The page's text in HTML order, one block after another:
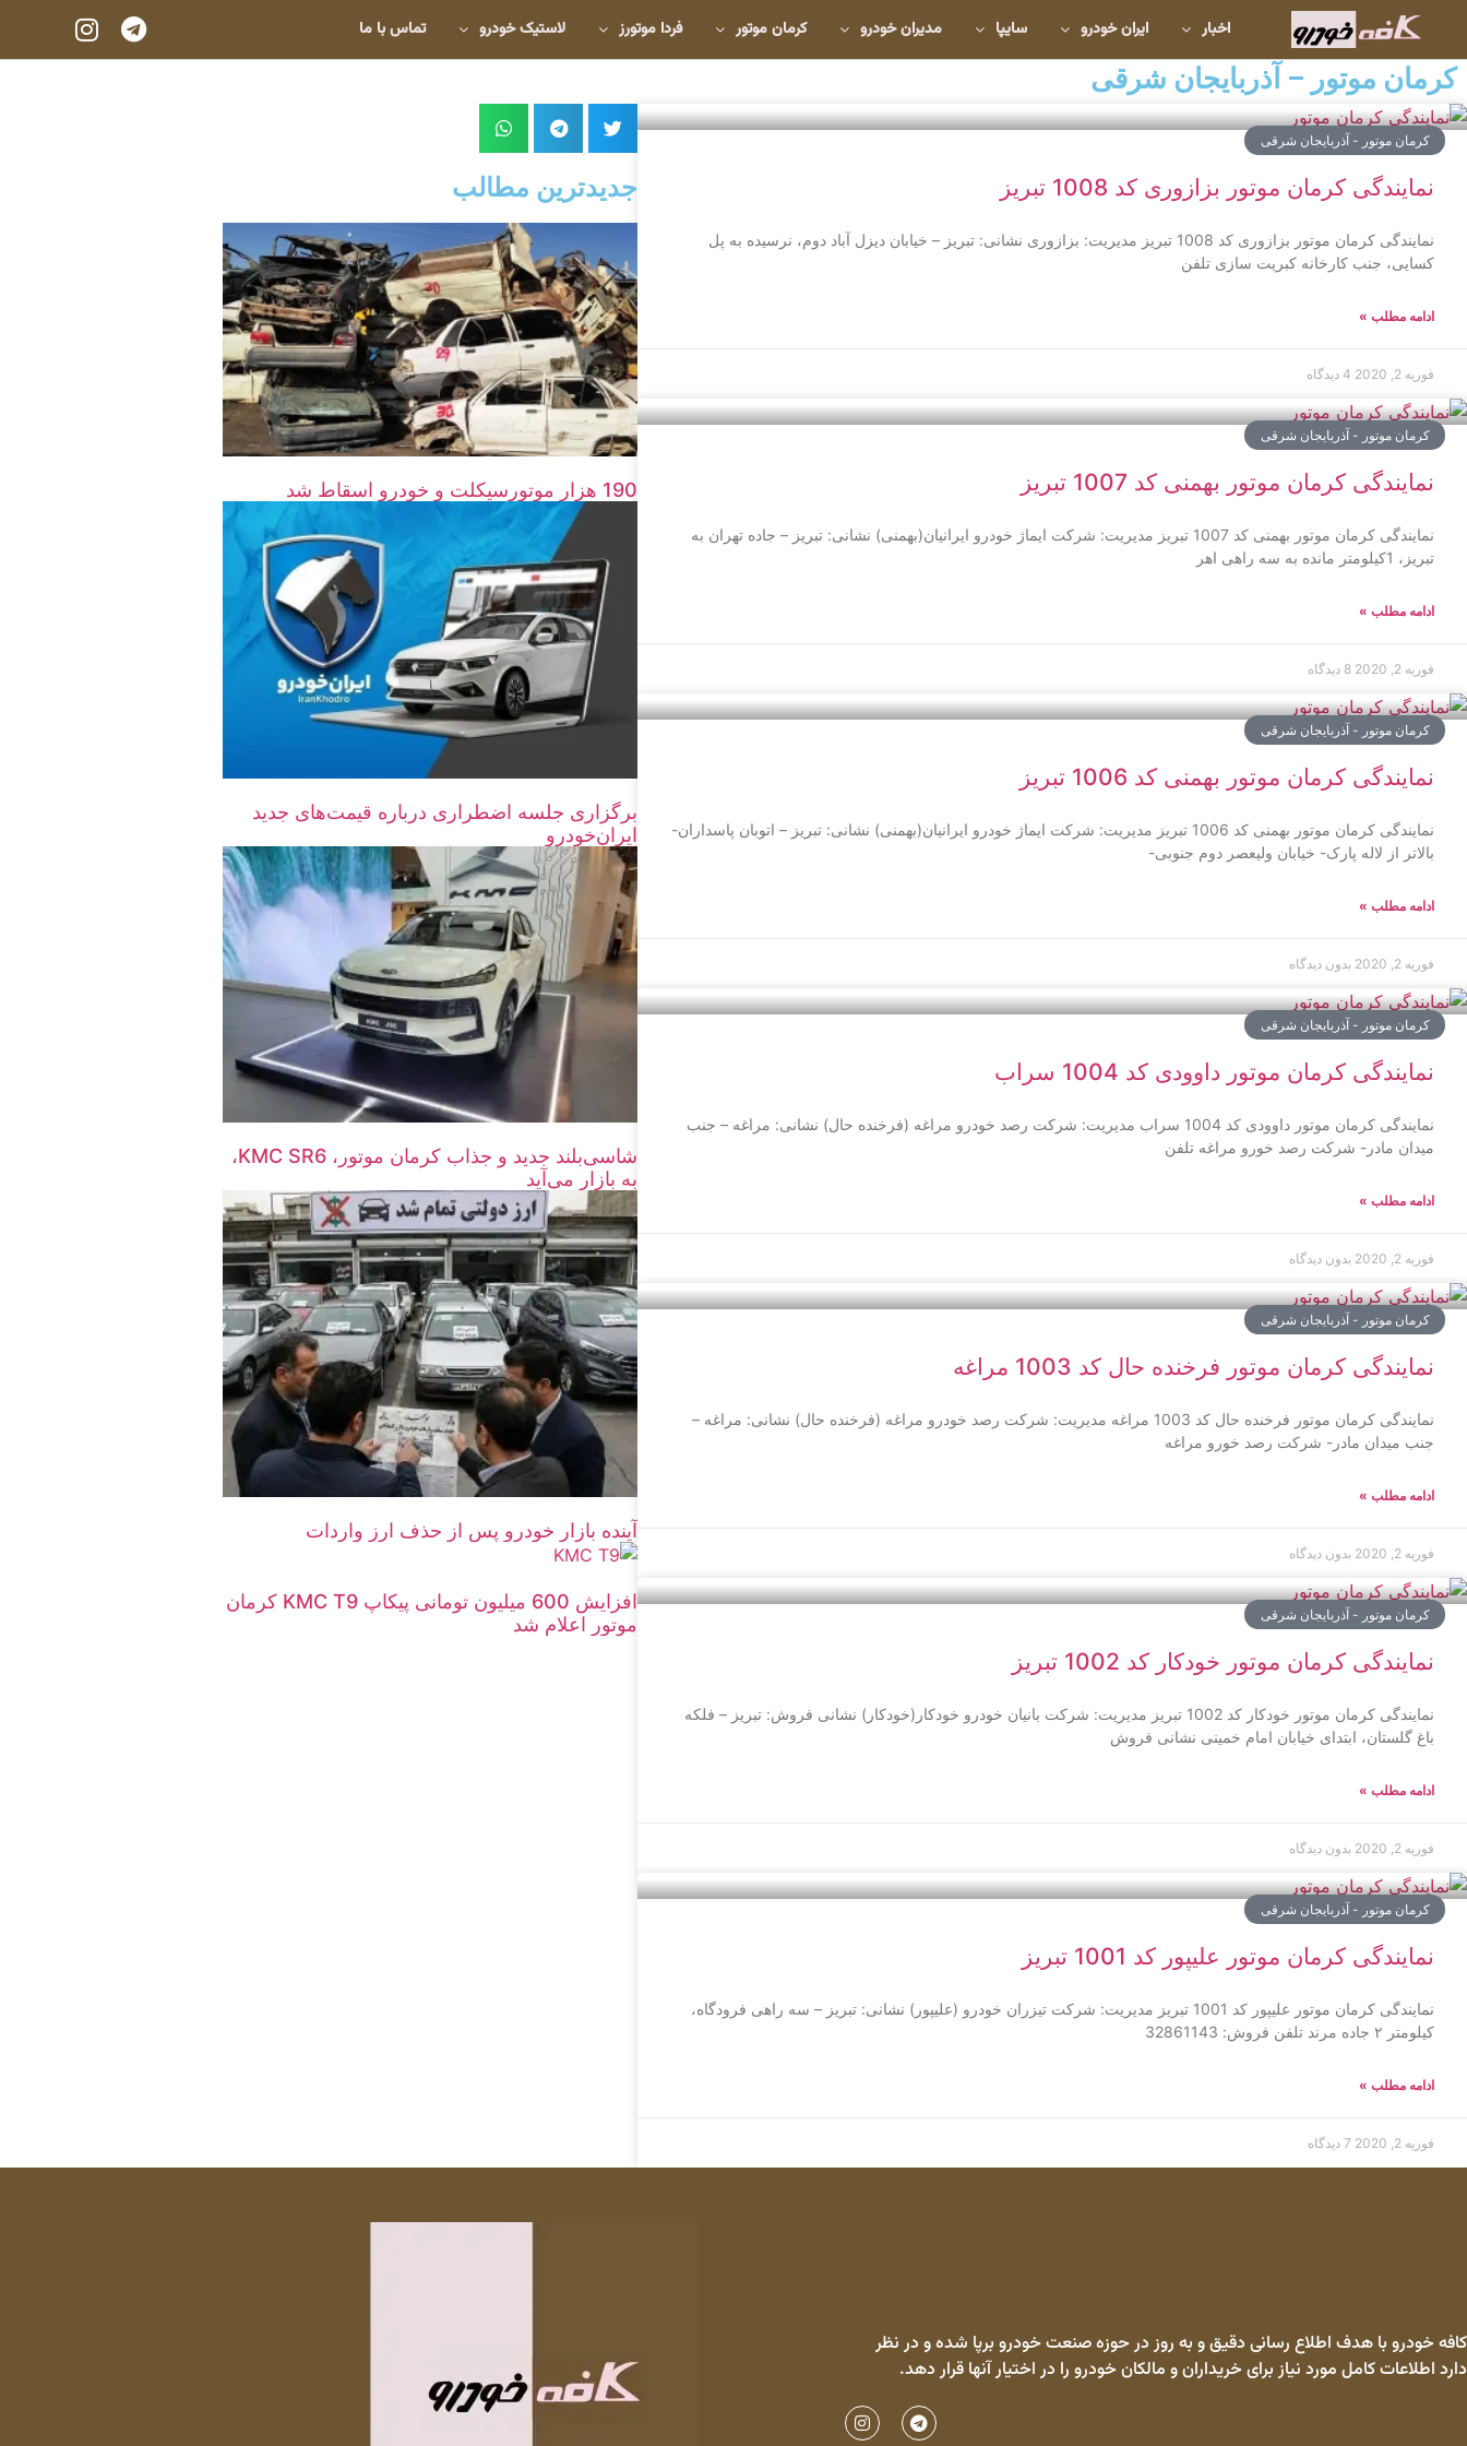
اخبار ایران خودرو سایپا مدیران خودرو کرمان موتور فردا موتورز لاستیک خودرو تماس با ما
کرمان موتور – آذربایجان شرقی
کرمان موتور - آذربایجان شرقی
نمایندگی کرمان موتور بزازوری کد 1008 تبریز
نمایندگی کرمان موتور بزازوری کد 1008 تبریز مدیریت: بزازوری نشانی: تبریز – خیابان دیزل آباد دوم، نرسیده به پل
کسایی، جنب کارخانه کبریت سازی تلفن
ادامه مطلب »
فوریه 2, 2020 4 دیدگاه
کرمان موتور - آذربایجان شرقی
نمایندگی کرمان موتور بهمنی کد 1007 تبریز
نمایندگی کرمان موتور بهمنی کد 1007 تبریز مدیریت: شرکت ایماژ خودرو ایرانیان(بهمنی) نشانی: تبریز – جاده تهران به
تبریز، 1کیلومتر مانده به سه راهی اهر
ادامه مطلب »
فوریه 2, 2020 8 دیدگاه
کرمان موتور - آذربایجان شرقی
نمایندگی کرمان موتور بهمنی کد 1006 تبریز
نمایندگی کرمان موتور بهمنی کد 1006 تبریز مدیریت: شرکت ایماژ خودرو ایرانیان(بهمنی) نشانی: تبریز – اتوبان پاسداران-
بالاتر از لاله پارک- خیابان ولیعصر دوم جنوبی-
ادامه مطلب »
فوریه 2, 2020 بدون دیدگاه
کرمان موتور - آذربایجان شرقی
نمایندگی کرمان موتور داوودی کد 1004 سراب
نمایندگی کرمان موتور داوودی کد 1004 سراب مدیریت: شرکت رصد خودرو مراغه (فرخنده حال) نشانی: مراغه – جنب
میدان مادر- شرکت رصد خورو مراغه تلفن
ادامه مطلب »
فوریه 2, 2020 بدون دیدگاه
کرمان موتور - آذربایجان شرقی
نمایندگی کرمان موتور فرخنده حال کد 1003 مراغه
نمایندگی کرمان موتور فرخنده حال کد 1003 مراغه مدیریت: شرکت رصد خودرو مراغه (فرخنده حال) نشانی: مراغه –
جنب میدان مادر- شرکت رصد خورو مراغه
ادامه مطلب »
فوریه 2, 2020 بدون دیدگاه
کرمان موتور - آذربایجان شرقی
نمایندگی کرمان موتور خودکار کد 1002 تبریز
نمایندگی کرمان موتور خودکار کد 1002 تبریز مدیریت: شرکت بانیان خودرو خودکار(خودکار) نشانی فروش: تبریز – فلکه
باغ گلستان، ابتدای خیابان امام خمینی نشانی فروش
ادامه مطلب »
فوریه 2, 2020 بدون دیدگاه
کرمان موتور - آذربایجان شرقی
نمایندگی کرمان موتور علیپور کد 1001 تبریز
نمایندگی کرمان موتور علیپور کد 1001 تبریز مدیریت: شرکت تیزران خودرو (علیپور) نشانی: تبريز – سه راهی فرودگاه،
کیلومتر ۲ جاده مرند تلفن فروش: 32861143
ادامه مطلب »
فوریه 2, 2020 7 دیدگاه
جدیدترین مطالب
190 هزار موتورسیکلت و خودرو اسقاط شد
برگزاری جلسه اضطراری درباره قیمت‌های جدید
ایران‌خودرو
شاسی‌بلند جدید و جذاب کرمان موتور، KMC SR6،
به بازار می‌آید
آینده بازار خودرو پس از حذف ارز واردات
افزایش 600 میلیون تومانی پیکاپ KMC T9 کرمان
موتور اعلام شد
کافه خودرو با هدف اطلاع رسانی دقیق و به روز در حوزه صنعت خودرو برپا شده و در نظر
دارد اطلاعات کامل مورد نیاز برای خریداران و مالکان خودرو را در اختیار آنها قرار دهد.